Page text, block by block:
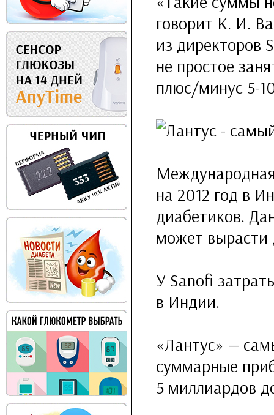
говорит К. И.
из директоров
не простое
плюс/минус 5-
на 2012 год в
диабетиков.
может вырасти
У Sanofi
в Индии.
«Лантус» —
суммарные
5 миллиардов